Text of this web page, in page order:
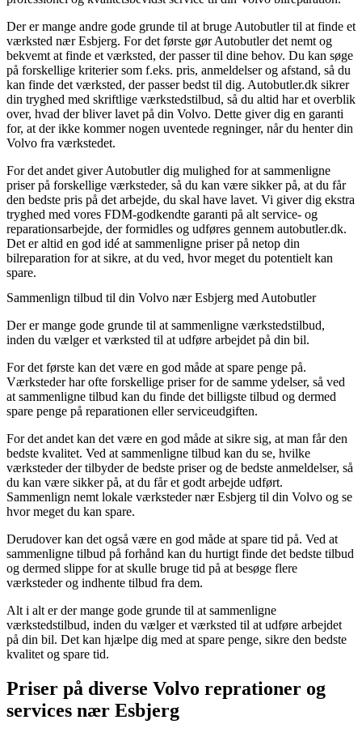
Der er mange andre gode grunde til at bruge Autobutler til at finde et
værksted nær Esbjerg. For det første gør Autobutler det nemt og
bekvemt at finde et værksted, der passer til dine behov. Du kan søge
på forskellige kriterier som f.eks. pris, anmeldelser og afstand, så du
kan finde det værksted, der passer bedst til dig. Autobutler.dk sikrer
din tryghed med skriftlige værkstedstilbud, så du altid har et overblik
over, hvad der bliver lavet på din Volvo. Dette giver dig en garanti
for, at der ikke kommer nogen uventede regninger, når du henter din
Volvo fra værkstedet.
For det andet giver Autobutler dig mulighed for at sammenligne
priser på forskellige værksteder, så du kan være sikker på, at du får
den bedste pris på det arbejde, du skal have lavet. Vi giver dig ekstra
tryghed med vores FDM-godkendte garanti på alt service- og
reparationsarbejde, der formidles og udføres gennem autobutler.dk.
Det er altid en god idé at sammenligne priser på netop din
bilreparation for at sikre, at du ved, hvor meget du potentielt kan
spare.
Sammenlign tilbud til din Volvo nær Esbjerg med Autobutler
Der er mange gode grunde til at sammenligne værkstedstilbud,
inden du vælger et værksted til at udføre arbejdet på din bil.
For det første kan det være en god måde at spare penge på.
Værksteder har ofte forskellige priser for de samme ydelser, så ved
at sammenligne tilbud kan du finde det billigste tilbud og dermed
spare penge på reparationen eller serviceudgiften.
For det andet kan det være en god måde at sikre sig, at man får den
bedste kvalitet. Ved at sammenligne tilbud kan du se, hvilke
værksteder der tilbyder de bedste priser og de bedste anmeldelser, så
du kan være sikker på, at du får et godt arbejde udført.
Sammenlign nemt lokale værksteder nær Esbjerg til din Volvo og se
hvor meget du kan spare.
Derudover kan det også være en god måde at spare tid på. Ved at
sammenligne tilbud på forhånd kan du hurtigt finde det bedste tilbud
og dermed slippe for at skulle bruge tid på at besøge flere
værksteder og indhente tilbud fra dem.
Alt i alt er der mange gode grunde til at sammenligne
værkstedstilbud, inden du vælger et værksted til at udføre arbejdet
på din bil. Det kan hjælpe dig med at spare penge, sikre den bedste
kvalitet og spare tid.
Priser på diverse Volvo reprationer og
services nær Esbjerg